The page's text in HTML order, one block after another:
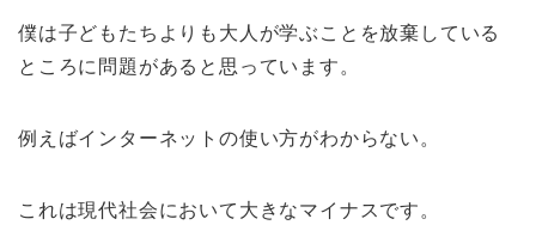
僕は子どもたちよりも大人が学ぶことを放棄している
ところに問題があると思っています。
例えばインターネットの使い方がわからない。
これは現代社会において大きなマイナスです。